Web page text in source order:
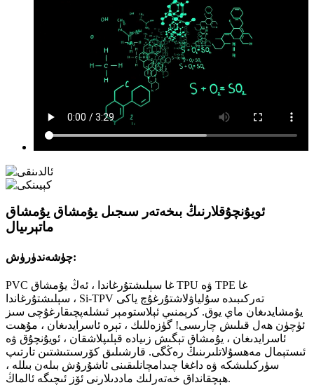
ئويۇنچۇقلارنىڭ بىخەتەر سىجىل يۇمشاق يۇمشاق
ماتېرىيال
چۈشەندۈرۈش:
PVC غا سېلىشتۇرغاندا ، ئەڭ يۇمشاق TPU ۋە TPE غا
سېلىشتۇرغاندا ، Si-TPV تەركىبىدە سۇلياۋلاشتۇرغۇچ ياكى
يۇمشايدىغان ماي يوق. كرېمنىي ئېلاستومېر ئىشلەپچىقارغۇچى سىز
ئۈچۈن ھەل قىلىش چارىسى! گۈزەللىك ، تېرە ئاسرايدىغان ، مۇھىت
ئاسرايدىغان ، يۇمشاق تېگىش زىيادە قېلىپلاشقان ، ئويۇنچۇق ۋە
ئىستېمال مەھسۇلاتلىرىنىڭ رەڭگى. قارشىلىق كۆرسىتىشتىن تارتىپ
سۈركىلىشكە ۋە داغغا چىدامچانلىقىنى ئاشۇرۇش بىلەن بىللە ،
ھېچقانداق خەتەرلىك ماددىلارنى ئۆز ئىچىگە ئالماڭ.